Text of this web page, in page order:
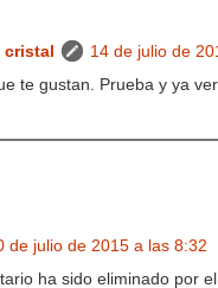
cristal
14 de julio de
te gustan. Prueba y ya
de julio de 2015 a las 8:32
ha sido eliminado por el